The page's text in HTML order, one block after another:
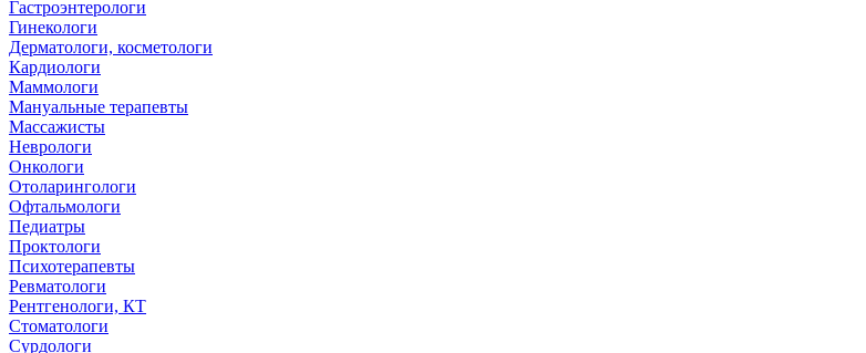
Гастроэнтерологи
Гинекологи
Дерматологи, косметологи
Кардиологи
Маммологи
Мануальные терапевты
Массажисты
Неврологи
Онкологи
Отоларингологи
Офтальмологи
Педиатры
Проктологи
Психотерапевты
Ревматологи
Рентгенологи, КТ
Стоматологи
Сурдологи